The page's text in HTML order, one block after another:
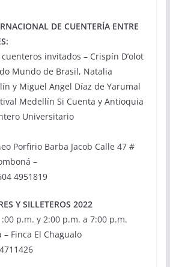
DE CUENTERÍA ENTRE
invitados – Crispín D’olot
Mundo de Brasil, Natalia
y Miguel Angel Díaz de Yarumal
Medellín Si Cuenta y Antioquia
Universitario
Porﬁrio Barba Jacob Calle 47 #
–
4951819
Y SILLETEROS 2022
p.m. y 2:00 p.m. a 7:00 p.m.
– Finca El Chagualo